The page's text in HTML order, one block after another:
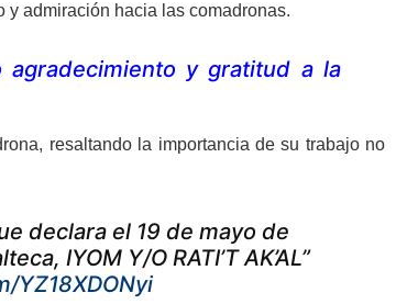
y admiración hacia las comadronas.
agradecimiento y gratitud a la
resaltando la importancia de su trabajo no
declara el 19 de mayo de
IYOM Y/O RATI’T AK’AL”
YZ18XDONyi